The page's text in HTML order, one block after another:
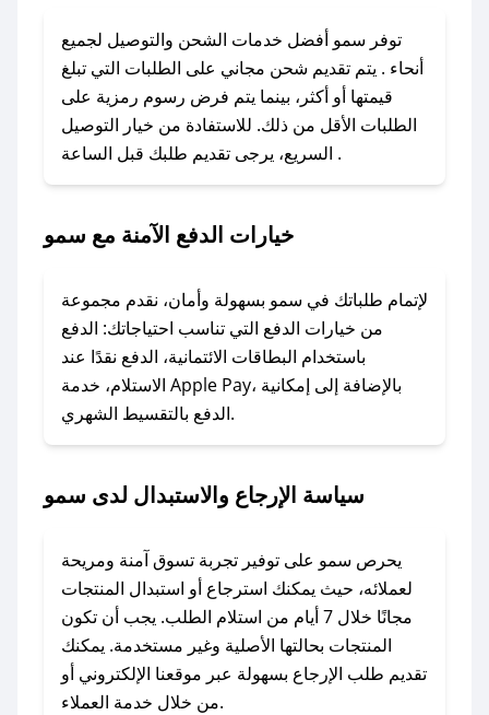
معنا عبر تويتر أو البريد الإلكتروني لإضافته بسرعة.
### كيفية استخدام كود خصم سمو؟
1. انسخ كود الخصم من تطبيق صحصح.
2. الصقه في خانة الدفع عند التسوق من سمو.
لا تقلق! يمكنك التواصل مع فريق دعم صحصح عبر
وسنقوم بحل المشكلة في أسرع وقت ممكن.
### ماذا أفعل إذا لم أجد كود خصم لمتجري
المفضل؟
في حال عدم توفر كوبونات لمتجرك المفضل، يمكنك
مراسلتنا مباشرة وسنعمل على توفير الكوبونات في
سمو؟
للحصول على كوبونات وخصومات حصرية، قم بما
يلي:
- اضغط على أيقونة متابعة لمتجر سمو في تطبيق
صحصح.
- تابع حسابنا الرسمي على تويتر وقم بتفعيل زر
توفر سمو أفضل خدمات الشحن والتوصيل لجميع
أنحاء . يتم تقديم شحن مجاني على الطلبات التي تبلغ
قيمتها أو أكثر، بينما يتم فرض رسوم رمزية على
الطلبات الأقل من ذلك. للاستفادة من خيار التوصيل
السريع، يرجى تقديم طلبك قبل الساعة .
خيارات الدفع الآمنة مع سمو
لإتمام طلباتك في سمو بسهولة وأمان، نقدم مجموعة
من خيارات الدفع التي تناسب احتياجاتك: الدفع
باستخدام البطاقات الائتمانية، الدفع نقدًا عند
الاستلام، خدمة Apple Pay، بالإضافة إلى إمكانية
الدفع بالتقسيط الشهري.
سياسة الإرجاع والاستبدال لدى سمو
يحرص سمو على توفير تجربة تسوق آمنة ومريحة
لعملائه، حيث يمكنك استرجاع أو استبدال المنتجات
مجانًا خلال 7 أيام من استلام الطلب. يجب أن تكون
المنتجات بحالتها الأصلية وغير مستخدمة. يمكنك
تقديم طلب الإرجاع بسهولة عبر موقعنا الإلكتروني أو
من خلال خدمة العملاء.